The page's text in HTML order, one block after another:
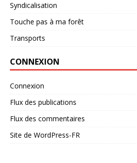
Syndicalisation
Touche pas à ma forêt
Transports
CONNEXION
Connexion
Flux des publications
Flux des commentaires
Site de WordPress-FR